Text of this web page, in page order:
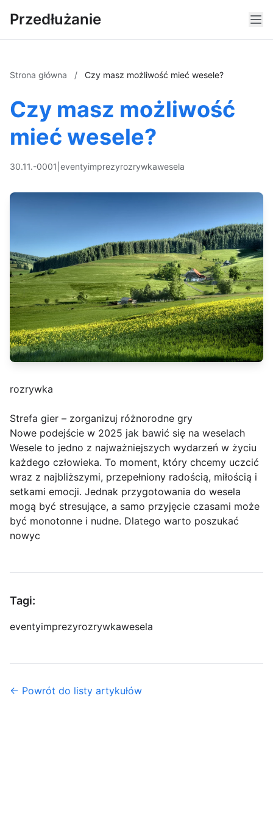
Przedłużanie
Strona główna / Czy masz możliwość mieć wesele?
Czy masz możliwość
mieć wesele?
30.11.-0001 eventyimprezyrozrywkawesela
rozrywka
Strefa gier – zorganizuj różnorodne gry
Nowe podejście w 2025 jak bawić się na weselach
Wesele to jedno z najważniejszych wydarzeń w życiu
każdego człowieka. To moment, który chcemy uczcić
wraz z najbliższymi, przepełniony radością, miłością i
setkami emocji. Jednak przygotowania do wesela
mogą być stresujące, a samo przyjęcie czasami może
być monotonne i nudne. Dlatego warto poszukać
nowyc
Tagi:
eventyimprezyrozrywkawesela
← Powrót do listy artykułów